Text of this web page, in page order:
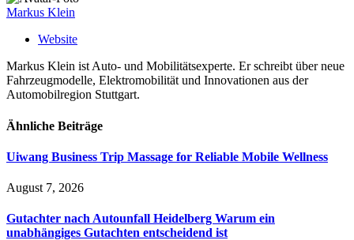
Markus Klein
Website
Markus Klein ist Auto- und Mobilitätsexperte. Er schreibt über neue
Fahrzeugmodelle, Elektromobilität und Innovationen aus der
Automobilregion Stuttgart.
Ähnliche Beiträge
Uiwang Business Trip Massage for Reliable Mobile Wellness
August 7, 2026
Gutachter nach Autounfall Heidelberg Warum ein
unabhängiges Gutachten entscheidend ist